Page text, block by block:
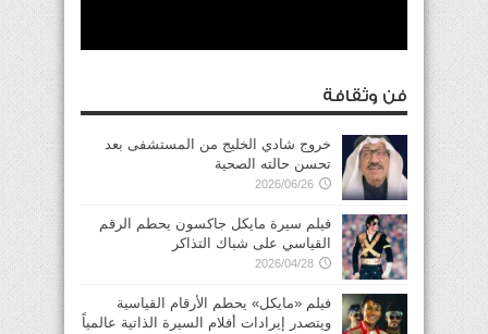
فن وثقافة
خروج شادي الخليج من المستشفى بعد
تحسن حالته الصحية
2026/06/26
فيلم سيرة مايكل جاكسون يحطم الرقم
القياسي على شباك التذاكر
2026/04/28
فيلم «مايكل» يحطم الأرقام القياسية
ويتصدر إيرادات أفلام السيرة الذاتية عالمياً